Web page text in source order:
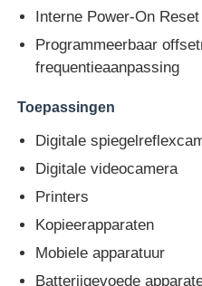
Kwaliteitscontrole
Neem contact met ons op
Nieuws
Zaken
FPGA Field
Interne Power-On
Programmeerbaar
frequentieaanpassing
Toepassingen
Digitale
Digitale videocamera
Printers
Kopieerapparaten
Mobiele apparatuur
Batterijgevoede